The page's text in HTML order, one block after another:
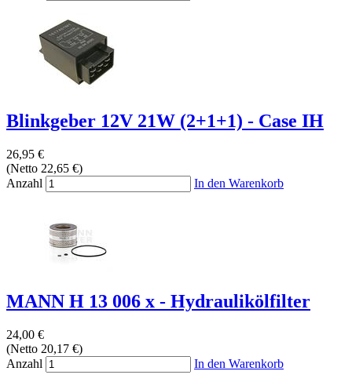
Blinkgeber 12V 21W (2+1+1) - Case IH
26,95 €
(Netto 22,65 €)
Anzahl
In den Warenkorb
MANN H 13 006 x - Hydraulikölfilter
24,00 €
(Netto 20,17 €)
Anzahl
In den Warenkorb